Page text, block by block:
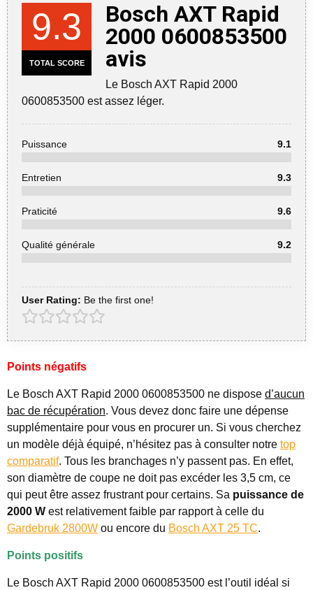
9.3
TOTAL SCORE
Bosch AXT Rapid
2000 0600853500
avis
Le Bosch AXT Rapid 2000
0600853500 est assez léger.
Puissance 9.1
Entretien 9.3
Praticité 9.6
Qualité générale 9.2
User Rating: Be the first one!
Points négatifs
Le Bosch AXT Rapid 2000 0600853500 ne dispose d’aucun
bac de récupération. Vous devez donc faire une dépense
supplémentaire pour vous en procurer un. Si vous cherchez
un modèle déjà équipé, n’hésitez pas à consulter notre top
comparatif. Tous les branchages n’y passent pas. En effet,
son diamètre de coupe ne doit pas excéder les 3,5 cm, ce
qui peut être assez frustrant pour certains. Sa puissance de
2000 W est relativement faible par rapport à celle du
Gardebruk 2800W ou encore du Bosch AXT 25 TC.
Points positifs
Le Bosch AXT Rapid 2000 0600853500 est l’outil idéal si